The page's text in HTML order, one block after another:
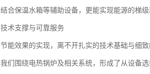
结合保温水箱等辅助设备，更能实现能源的梯
技术支撑与可靠服务
节能效果的实现，离不开扎实的技术基础与细致
我们围绕电热锅炉及相关系统，形成了从设备